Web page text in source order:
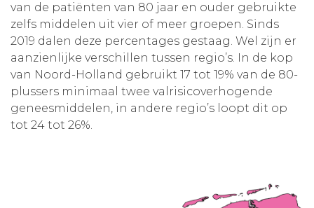
van de patiënten van 80 jaar en ouder gebruikte
zelfs middelen uit vier of meer groepen. Sinds
2019 dalen deze percentages gestaag. Wel zijn er
aanzienlijke verschillen tussen regio’s. In de kop
van Noord-Holland gebruikt 17 tot 19% van de 80-
plussers minimaal twee valrisicoverhogende
geneesmiddelen, in andere regio’s loopt dit op
tot 24 tot 26%.